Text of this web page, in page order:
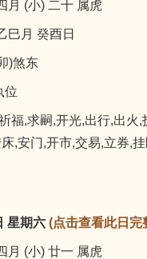
(小) 二十 属虎
月 癸酉日
)煞东
福,求嗣,开光,出行,出火,
,安门,开市,交易,立券,
星期六 (点击查看此日完
(小) 廿一 属虎